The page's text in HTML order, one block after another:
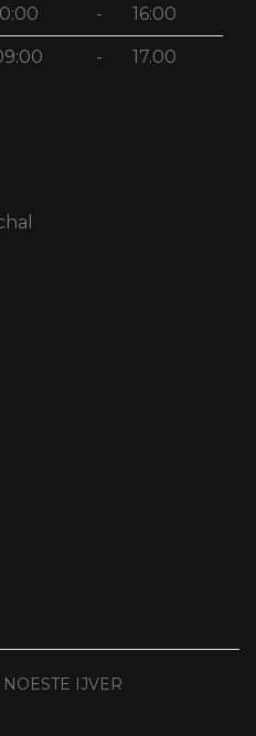
- 16:00
- 17.00
IJVER